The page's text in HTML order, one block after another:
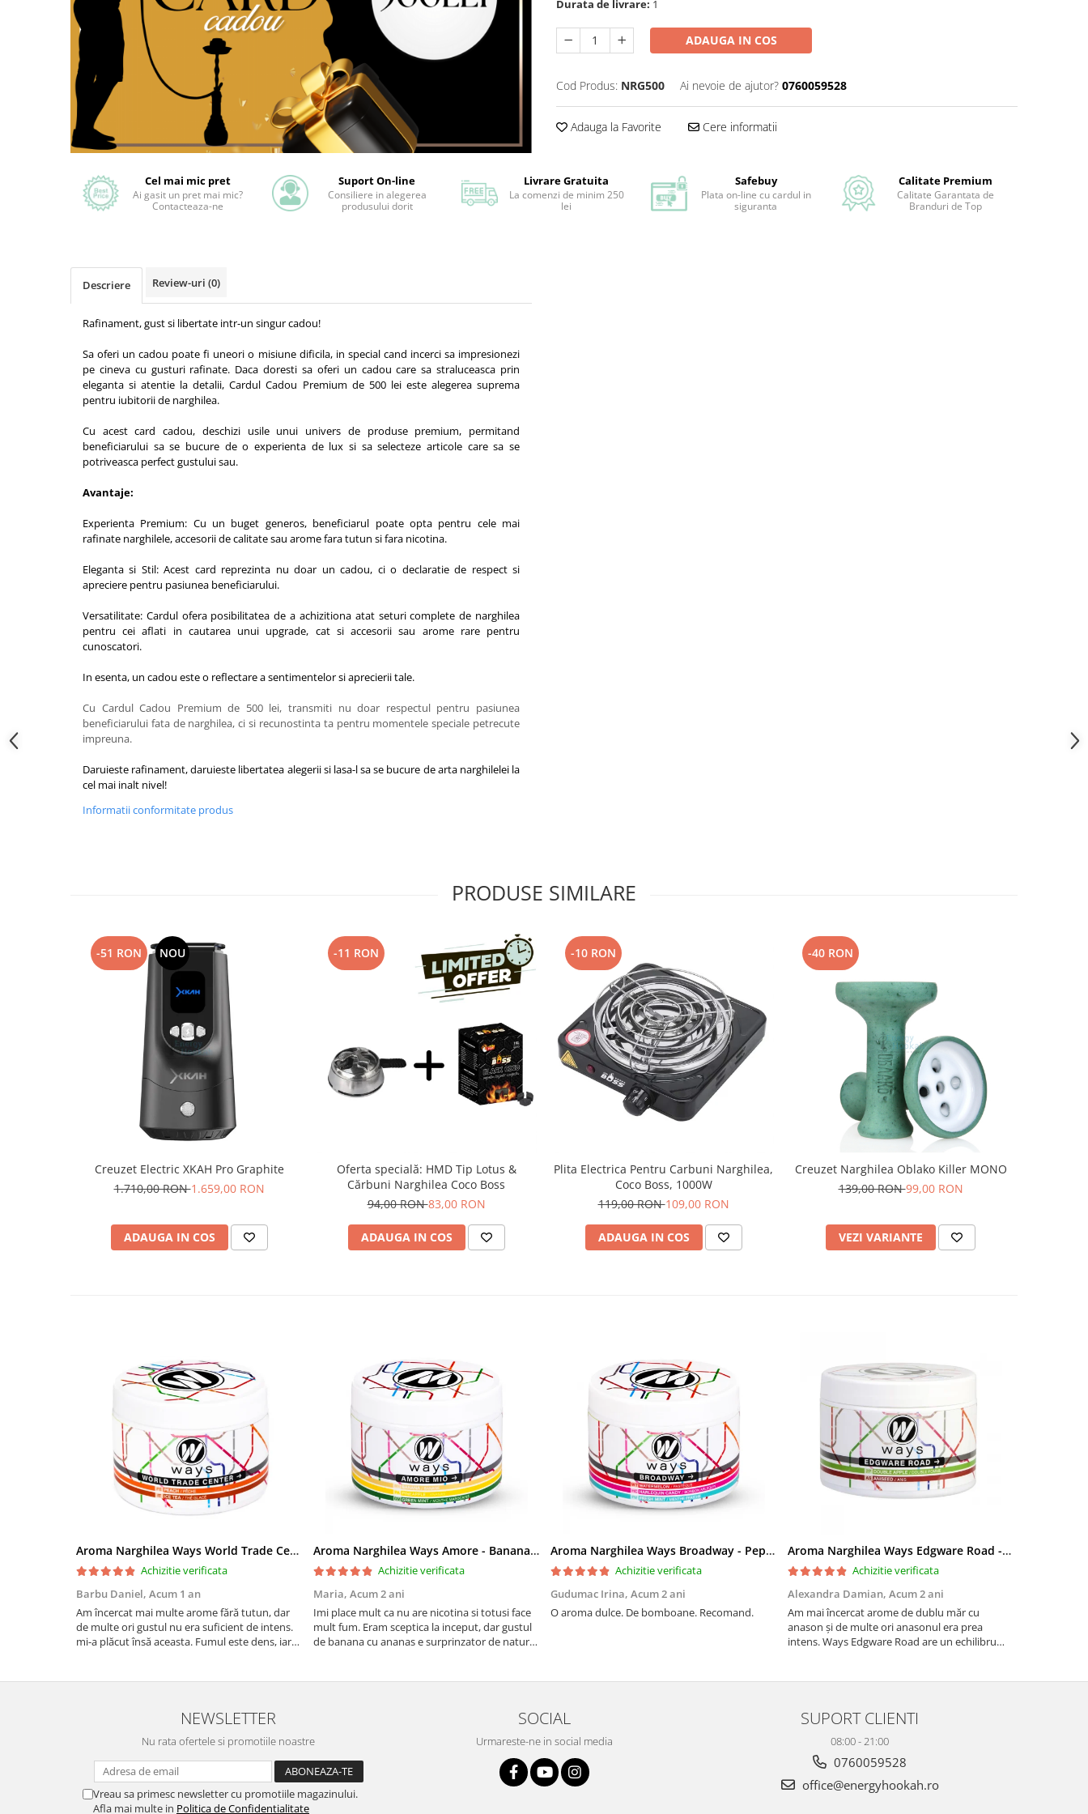
Durata de livrare: 1
ADAUGA IN COS
Cod Produs: NRG500 Ai nevoie de ajutor? 0760059528
Adauga la Favorite Cere informatii
Cel mai mic pret
Ai gasit un pret mai mic?
Contacteaza-ne
Suport On-line
Consiliere in alegerea
produsului dorit
Livrare Gratuita
La comenzi de minim 250
lei
Safebuy
Plata on-line cu cardul in
siguranta
Calitate Premium
Calitate Garantata de
Branduri de Top
Descriere Review-uri (0)
Rafinament, gust si libertate intr-un singur cadou!
Sa oferi un cadou poate fi uneori o misiune dificila, in special cand incerci sa impresionezi
pe cineva cu gusturi rafinate. Daca doresti sa oferi un cadou care sa straluceasca prin
eleganta si atentie la detalii, Cardul Cadou Premium de 500 lei este alegerea suprema
pentru iubitorii de narghilea.
Cu acest card cadou, deschizi usile unui univers de produse premium, permitand
beneficiarului sa se bucure de o experienta de lux si sa selecteze articole care sa se
potriveasca perfect gustului sau.
Avantaje:
Experienta Premium: Cu un buget generos, beneficiarul poate opta pentru cele mai
rafinate narghilele, accesorii de calitate sau arome fara tutun si fara nicotina.
Eleganta si Stil: Acest card reprezinta nu doar un cadou, ci o declaratie de respect si
apreciere pentru pasiunea beneficiarului.
Versatilitate: Cardul ofera posibilitatea de a achizitiona atat seturi complete de narghilea
pentru cei aflati in cautarea unui upgrade, cat si accesorii sau arome rare pentru
cunoscatori.
In esenta, un cadou este o reflectare a sentimentelor si aprecierii tale.
Cu Cardul Cadou Premium de 500 lei, transmiti nu doar respectul pentru pasiunea
beneficiarului fata de narghilea, ci si recunostinta ta pentru momentele speciale petrecute
impreuna.
Daruieste rafinament, daruieste libertatea alegerii si lasa-l sa se bucure de arta narghilelei la
cel mai inalt nivel!
Informatii conformitate produs
PRODUSE SIMILARE
-51 RON NOU
Creuzet Electric XKAH Pro Graphite
1.710,00 RON1.659,00 RON
ADAUGA IN COS
-11 RON
Oferta specială: HMD Tip Lotus &
Cărbuni Narghilea Coco Boss
94,00 RON83,00 RON
ADAUGA IN COS
-10 RON
Plita Electrica Pentru Carbuni Narghilea,
Coco Boss, 1000W
119,00 RON109,00 RON
ADAUGA IN COS
-40 RON
Creuzet Narghilea Oblako Killer MONO
139,00 RON99,00 RON
VEZI VARIANTE
Aroma Narghilea Ways World Trade Center - Piersica cu Ice Tea, 200gr
Achizitie verificata
Barbu Daniel, Acum 1 an
Am încercat mai multe arome fără tutun, dar
de multe ori gustul nu era suficient de intens.
mi-a plăcut însă aceasta. Fumul este dens, iar
de sati...
Aroma Narghilea Ways Amore - Banana, Ananas si Menta, 200gr
Achizitie verificata
Maria, Acum 2 ani
Imi place mult ca nu are nicotina si totusi face
mult fum. Eram sceptica la inceput, dar gustul
de banana cu ananas e surprinzator de natural
Aroma Narghilea Ways Broadway - Pepene Rosu, Bomboane, Menta, 200g
Achizitie verificata
Gudumac Irina, Acum 2 ani
O aroma dulce. De bomboane. Recomand.
Aroma Narghilea Ways Edgware Road - Dublu Mar cu anison, 200gr
Achizitie verificata
Alexandra Damian, Acum 2 ani
Am mai încercat arome de dublu măr cu
anason și de multe ori anasonul era prea
intens. Ways Edgware Road are un echilibru
copleșitor. Reco...
NEWSLETTER
Nu rata ofertele si promotiile noastre
Vreau sa primesc newsletter cu promotiile magazinului.
Afla mai multe in Politica de Confidentialitate
SOCIAL
Urmareste-ne in social media
SUPORT CLIENTI
08:00 - 21:00
0760059528
office@energyhookah.ro